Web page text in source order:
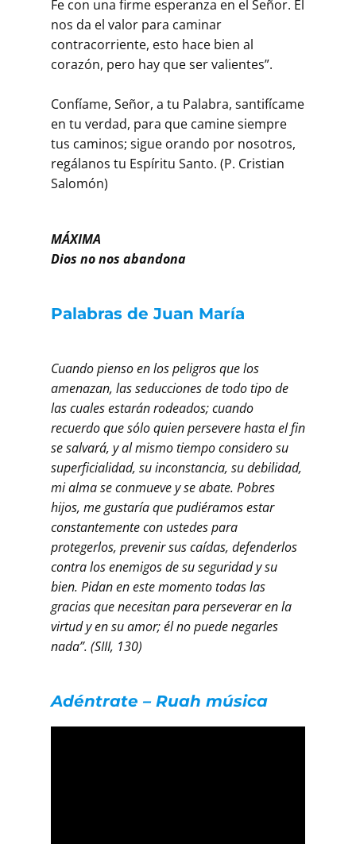
Fe con una firme esperanza en el Señor. Él
nos da el valor para caminar
contracorriente, esto hace bien al
corazón, pero hay que ser valientes”.
Confíame, Señor, a tu Palabra, santifícame
en tu verdad, para que camine siempre
tus caminos; sigue orando por nosotros,
regálanos tu Espíritu Santo. (P. Cristian
Salomón)
MÁXIMA
Dios no nos abandona
Palabras de Juan María
Cuando pienso en los peligros que los
amenazan, las seducciones de todo tipo de
las cuales estarán rodeados; cuando
recuerdo que sólo quien persevere hasta el fin
se salvará, y al mismo tiempo considero su
superficialidad, su inconstancia, su debilidad,
mi alma se conmueve y se abate. Pobres
hijos, me gustaría que pudiéramos estar
constantemente con ustedes para
protegerlos, prevenir sus caídas, defenderlos
contra los enemigos de su seguridad y su
bien. Pidan en este momento todas las
gracias que necesitan para perseverar en la
virtud y en su amor; él no puede negarles
nada”. (SIII, 130)
Adéntrate – Ruah música